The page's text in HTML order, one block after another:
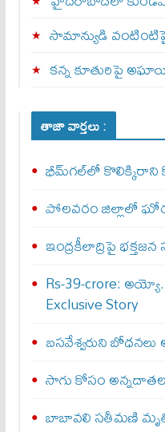
సామాన్యుడి
కన్న కూతురిపై
తాజా వార్తలు :
భీమ్‌గల్‌లో కొలిక్కిరాని
పోలవరం జిల్లాలో ఘోర
ఇంద్రకీలాద్రిపై
Rs-39-crore: అయ్యో..
Exclusive Story
బసవేశ్వరుని
సాగు కోసం అన్నదాతల
బాబావలి సతీమణి